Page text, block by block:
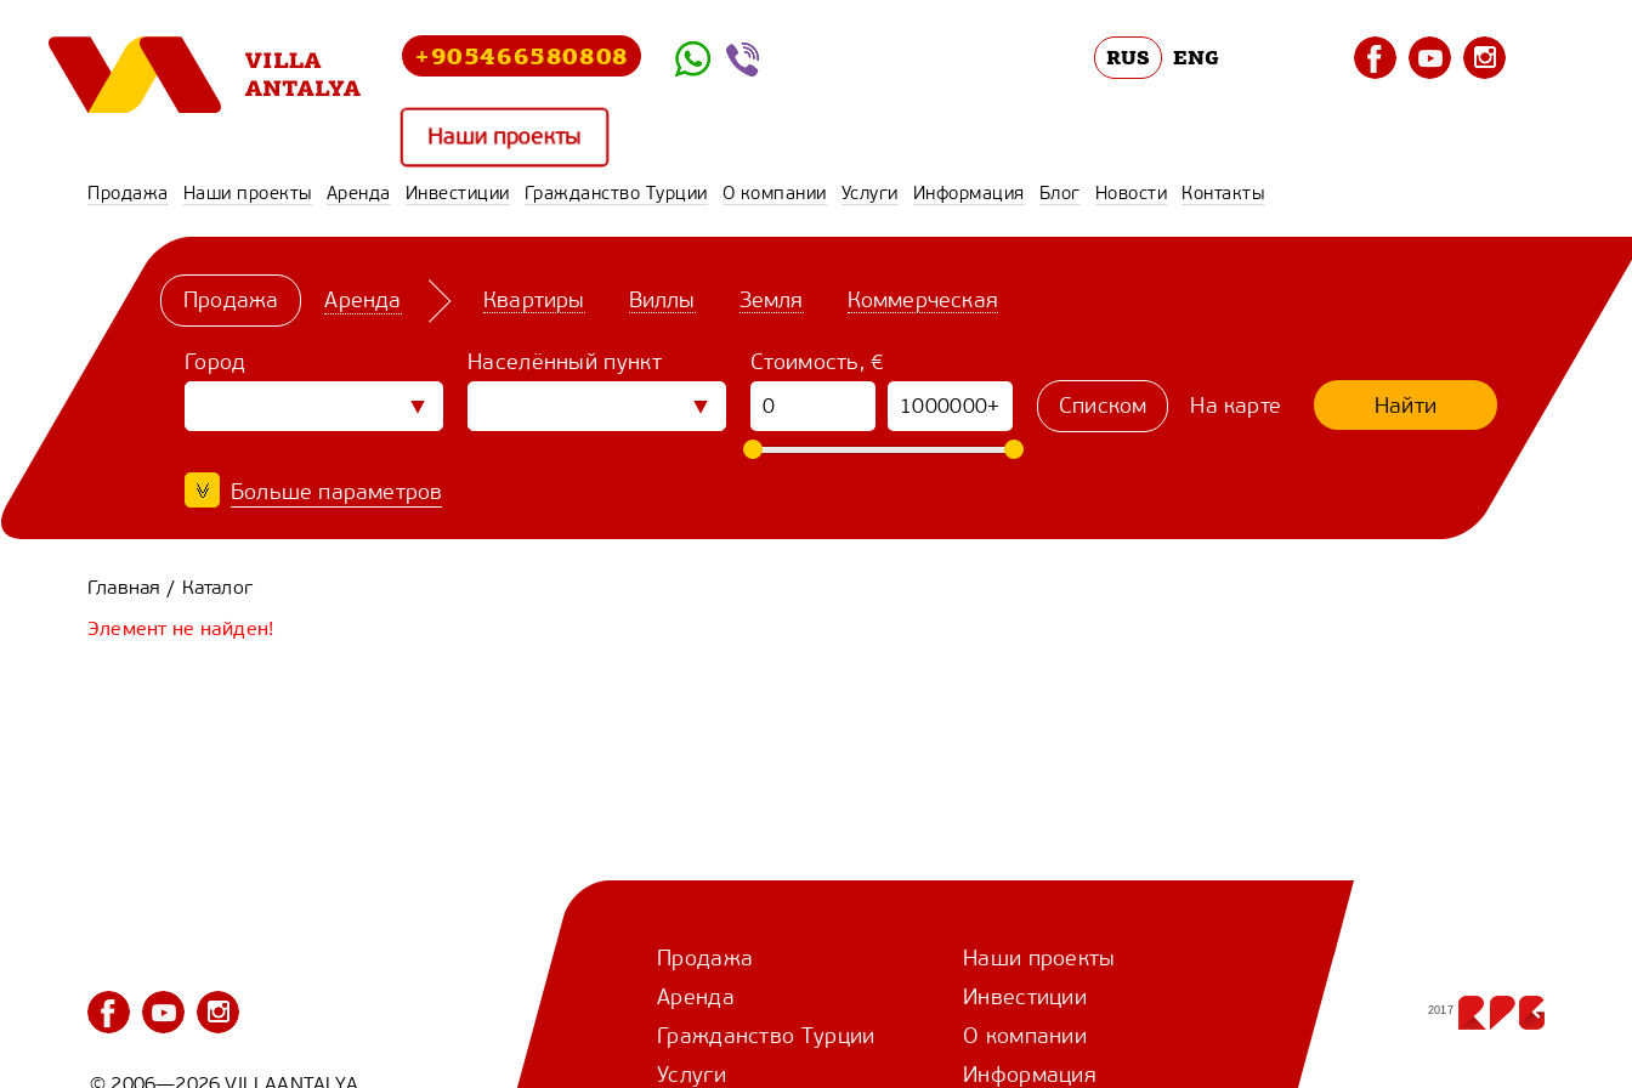
+905466580808
Наши проекты
RUS ENG
Продажа Наши проекты Аренда Инвестиции Гражданство Турции О компании Услуги Информация Блог Новости Контакты
Квартиры Виллы Земля Коммерческая
Продажа Аренда
Город Населённый пункт
Стоимость, €
Списком
На карте Найти
Больше параметров
Главная / Каталог
Элемент не найден!
Продажа
Наши проекты
Аренда
Инвестиции
Гражданство Турции
О компании
Услуги
Информация
2017